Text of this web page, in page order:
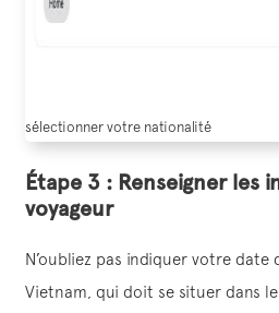
sélectionner votre nationalité
Étape 3 : Renseigner les
voyageur
N’oubliez pas indiquer votre date
Vietnam, qui doit se situer dans